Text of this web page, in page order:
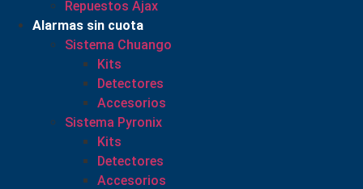
Repuestos Ajax
Alarmas sin cuota
Sistema Chuango
Kits
Detectores
Accesorios
Sistema Pyronix
Kits
Detectores
Accesorios